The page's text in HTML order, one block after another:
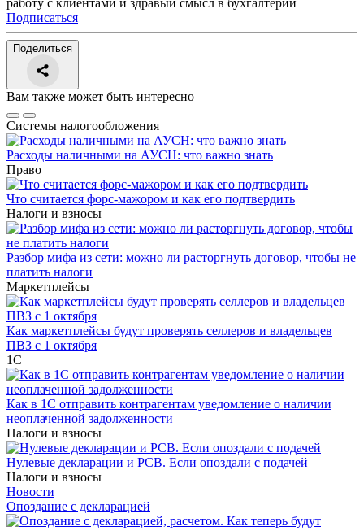
Подписаться
Поделиться
Вам также может быть интересно
Системы налогообложения
Расходы наличными на АУСН: что важно знать
Право
Что считается форс-мажором и как его подтвердить
Налоги и взносы
Разбор мифа из сети: можно ли расторгнуть договор, чтобы не
платить налоги
Маркетплейсы
Как маркетплейсы будут проверять селлеров и владельцев
ПВЗ с 1 октября
1С
Как в 1С отправить контрагентам уведомление о наличии
неоплаченной задолженности
Налоги и взносы
Нулевые декларации и РСВ. Если опоздали с подачей
Налоги и взносы
Новости
Опоздание с декларацией